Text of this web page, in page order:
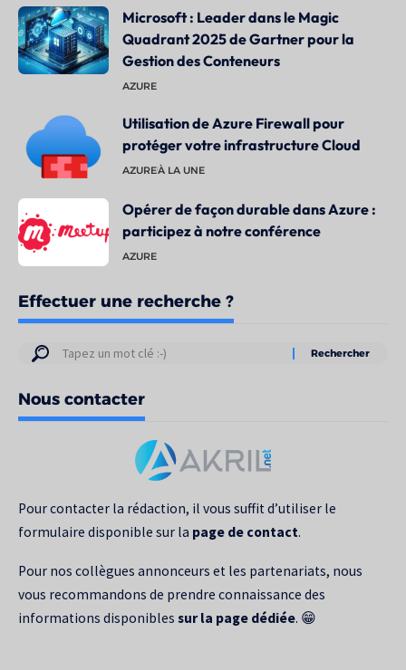
Microsoft : Leader dans le Magic
Quadrant 2025 de Gartner pour la
Gestion des Conteneurs
AZURE
Utilisation de Azure Firewall pour
protéger votre infrastructure Cloud
AZUREÀ LA UNE
Opérer de façon durable dans Azure :
participez à notre conférence
AZURE
Effectuer une recherche ?
Résultats
votre
recherche
Nous contacter
Pour contacter la rédaction, il vous suffit d’utiliser le
formulaire disponible sur la page de contact.
Pour nos collègues annonceurs et les partenariats, nous
vous recommandons de prendre connaissance des
informations disponibles sur la page dédiée. 😁